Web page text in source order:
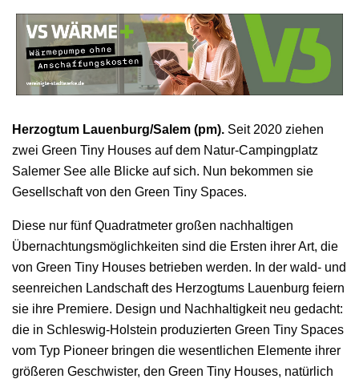
Herzogtum Lauenburg/Salem (pm). Seit 2020 ziehen
zwei Green Tiny Houses auf dem Natur-Campingplatz
Salemer See alle Blicke auf sich. Nun bekommen sie
Gesellschaft von den Green Tiny Spaces.
Diese nur fünf Quadratmeter großen nachhaltigen
Übernachtungsmöglichkeiten sind die Ersten ihrer Art, die
von Green Tiny Houses betrieben werden. In der wald- und
seenreichen Landschaft des Herzogtums Lauenburg feiern
sie ihre Premiere. Design und Nachhaltigkeit neu gedacht:
die in Schleswig-Holstein produzierten Green Tiny Spaces
vom Typ Pioneer bringen die wesentlichen Elemente ihrer
größeren Geschwister, den Green Tiny Houses, natürlich